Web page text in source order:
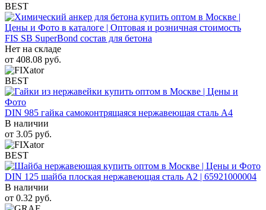
BEST
FIS SB SuperBond состав для бетона
Нет на складе
от 408.08 руб.
BEST
DIN 985 гайка самоконтрящаяся нержавеющая сталь A4
В наличии
от 3.05 руб.
BEST
DIN 125 шайба плоская нержавеющая сталь A2 | 65921000004
В наличии
от 0.32 руб.